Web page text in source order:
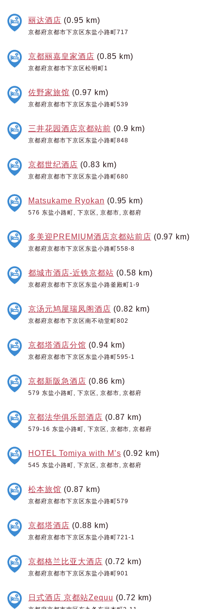
丽达酒店 (0.95 km)
京都府京都市下京区东盐小路町717
京都丽嘉皇家酒店 (0.85 km)
京都府京都市下京区松明町1
佐野家旅馆 (0.97 km)
京都府京都市下京区东盐小路町539
三井花园酒店京都站前 (0.9 km)
京都府京都市下京区东盐小路町848
京都世纪酒店 (0.83 km)
京都府京都市下京区东盐小路町680
Matsukame Ryokan (0.95 km)
576 东盐小路町, 下京区, 京都市, 京都府
多美迎PREMIUM酒店京都站前店 (0.97 km)
京都府京都市下京区东盐小路町558-8
都城市酒店-近铁京都站 (0.58 km)
京都府京都市下京区东盐小路釜殿町1-9
京汤元鸠屋瑞凤阁酒店 (0.82 km)
京都府京都市下京区南不动堂町802
京都塔酒店分馆 (0.94 km)
京都府京都市下京区东盐小路町595-1
京都新阪急酒店 (0.86 km)
579 东盐小路町, 下京区, 京都市, 京都府
京都法华俱乐部酒店 (0.87 km)
579-16 东盐小路町, 下京区, 京都市, 京都府
HOTEL Tomiya with M’s (0.92 km)
545 东盐小路町, 下京区, 京都市, 京都府
松本旅馆 (0.87 km)
京都府京都市下京区东盐小路町579
京都塔酒店 (0.88 km)
京都府京都市下京区东盐小路町721-1
京都格兰比亚大酒店 (0.72 km)
京都府京都市下京区东盐小路町901
日式酒店 京都站Zequu (0.72 km)